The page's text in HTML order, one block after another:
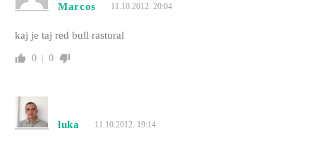
Marcos 11.10.2012. 20:04
kaj je taj red bull rastural
0 0
luka 11.10.2012. 19:14